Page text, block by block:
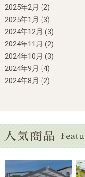
2025年2月 (2)
2025年1月 (3)
2024年12月 (3)
2024年11月 (2)
2024年10月 (3)
2024年9月 (4)
2024年8月 (2)